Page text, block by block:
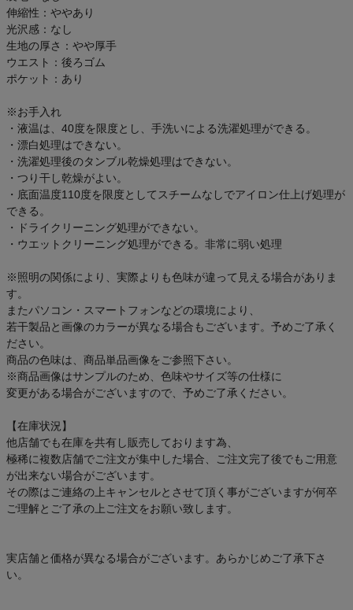
伸縮性：ややあり
光沢感：なし
生地の厚さ：やや厚手
ウエスト：後ろゴム
ポケット：あり
※お手入れ
・液温は、40度を限度とし、手洗いによる洗濯処理ができる。
・漂白処理はできない。
・洗濯処理後のタンブル乾燥処理はできない。
・つり干し乾燥がよい。
・底面温度110度を限度としてスチームなしでアイロン仕上げ処理が
できる。
・ドライクリーニング処理ができない。
・ウエットクリーニング処理ができる。非常に弱い処理
※照明の関係により、実際よりも色味が違って見える場合がありま
す。
またパソコン・スマートフォンなどの環境により、
若干製品と画像のカラーが異なる場合もございます。予めご了承く
ださい。
商品の色味は、商品単品画像をご参照下さい。
※商品画像はサンプルのため、色味やサイズ等の仕様に
変更がある場合がございますので、予めご了承ください。
【在庫状況】
他店舗でも在庫を共有し販売しております為、
極稀に複数店舗でご注文が集中した場合、ご注文完了後でもご用意
が出来ない場合がございます。
その際はご連絡の上キャンセルとさせて頂く事がございますが何卒
ご理解とご了承の上ご注文をお願い致します。
実店舗と価格が異なる場合がございます。あらかじめご了承下さ
い。